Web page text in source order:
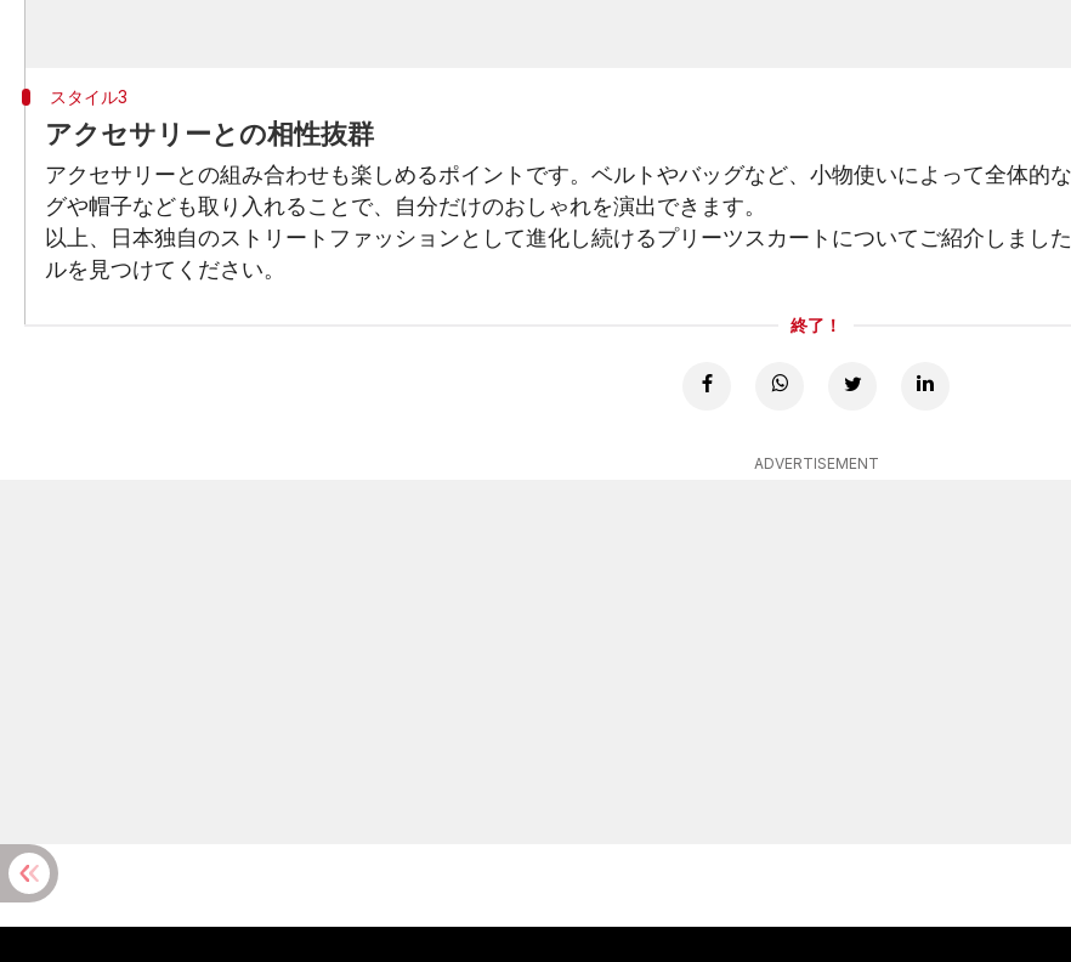
スタイル3
アクセサリーとの相性抜群
アクセサリーとの組み合わせも楽しめるポイントです。ベルトやバッグなど、小物使いによって全体的
グや帽子なども取り入れることで、自分だけのおしゃれを演出できます。
以上、日本独自のストリートファッションとして進化し続けるプリーツスカートについてご紹介しまし
ルを見つけてください。
終了！
ADVERTISEMENT